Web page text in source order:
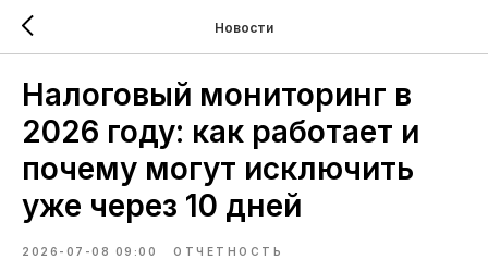
Новости
Налоговый мониторинг в
2026 году: как работает и
почему могут исключить
уже через 10 дней
2026-07-08 09:00 ОТЧЕТНОСТЬ